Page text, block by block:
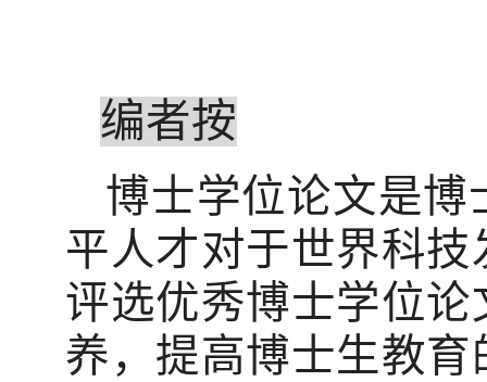
编者按
博士学位论文是博
平人才对于世界科
评选优秀博士学位
养，提高博士生教